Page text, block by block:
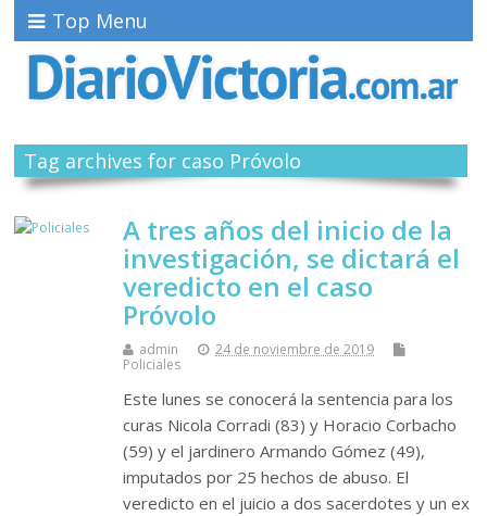
Top Menu
Tag archives for caso Próvolo
A tres años del inicio de la
investigación, se dictará el
veredicto en el caso
Próvolo
admin
24 de noviembre de 2019
Policiales
Este lunes se conocerá la sentencia para los
curas Nicola Corradi (83) y Horacio Corbacho
(59) y el jardinero Armando Gómez (49),
imputados por 25 hechos de abuso. El
veredicto en el juicio a dos sacerdotes y un ex